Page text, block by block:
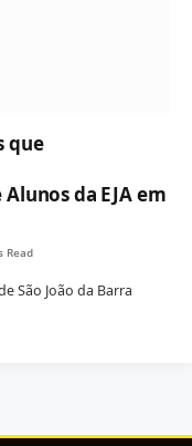
que
da EJA em
Read
São João da Barra